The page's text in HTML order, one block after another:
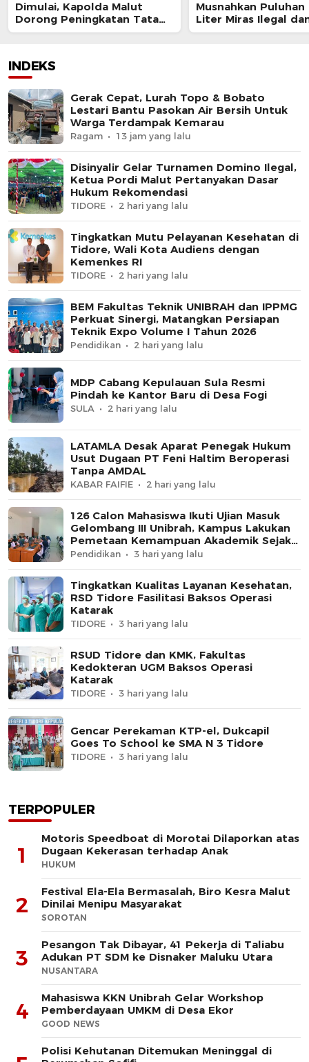
Dimulai, Kapolda Malut
Dorong Peningkatan Tata
Kelola Organisasi yang
Musnahkan Puluhan
Liter Miras Ilegal
Bongkar Jaringan
INDEKS
Gerak Cepat, Lurah Topo & Bobato
Lestari Bantu Pasokan Air Bersih Untuk
Warga Terdampak Kemarau
Ragam 13 jam yang lalu
Disinyalir Gelar Turnamen Domino Ilegal,
Ketua Pordi Malut Pertanyakan Dasar
Hukum Rekomendasi
TIDORE 2 hari yang lalu
Tingkatkan Mutu Pelayanan Kesehatan di
Tidore, Wali Kota Audiens dengan
Kemenkes RI
TIDORE 2 hari yang lalu
BEM Fakultas Teknik UNIBRAH dan IPPMG
Perkuat Sinergi, Matangkan Persiapan
Teknik Expo Volume I Tahun 2026
Pendidikan 2 hari yang lalu
MDP Cabang Kepulauan Sula Resmi
Pindah ke Kantor Baru di Desa Fogi
SULA 2 hari yang lalu
LATAMLA Desak Aparat Penegak Hukum
Usut Dugaan PT Feni Haltim Beroperasi
Tanpa AMDAL
KABAR FAIFIE 2 hari yang lalu
126 Calon Mahasiswa Ikuti Ujian Masuk
Gelombang III Unibrah, Kampus Lakukan
Pemetaan Kemampuan Akademik Sejak
Awal
Pendidikan 3 hari yang lalu
Tingkatkan Kualitas Layanan Kesehatan,
RSD Tidore Fasilitasi Baksos Operasi
Katarak
TIDORE 3 hari yang lalu
RSUD Tidore dan KMK, Fakultas
Kedokteran UGM Baksos Operasi
Katarak
TIDORE 3 hari yang lalu
Gencar Perekaman KTP-el, Dukcapil
Goes To School ke SMA N 3 Tidore
TIDORE 3 hari yang lalu
TERPOPULER
1
Motoris Speedboat di Morotai Dilaporkan atas
Dugaan Kekerasan terhadap Anak
HUKUM
2
Festival Ela-Ela Bermasalah, Biro Kesra Malut
Dinilai Menipu Masyarakat
SOROTAN
3
Pesangon Tak Dibayar, 41 Pekerja di Taliabu
Adukan PT SDM ke Disnaker Maluku Utara
NUSANTARA
4
Mahasiswa KKN Unibrah Gelar Workshop
Pemberdayaan UMKM di Desa Ekor
GOOD NEWS
Polisi Kehutanan Ditemukan Meninggal di